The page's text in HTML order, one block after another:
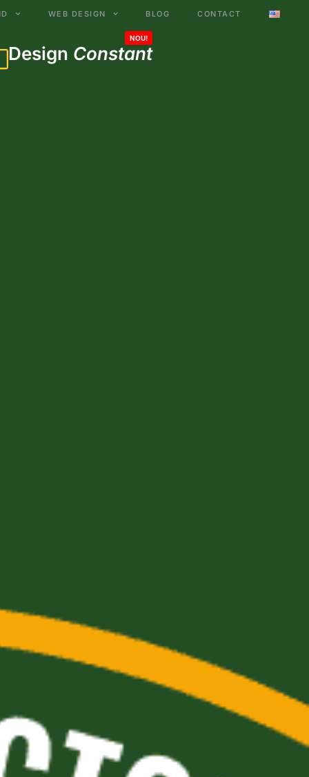
WEB DESIGN BLOG CONTACT
Design Constant